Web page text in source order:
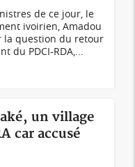
de ce jour, le
ivoirien, Amadou
la question du retour
du PDCI-RDA,...
un village
car accusé